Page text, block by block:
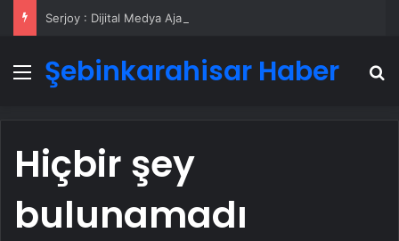
Menü
Şebinkarahisar Haber
Hiçbir şey
bulunamadı